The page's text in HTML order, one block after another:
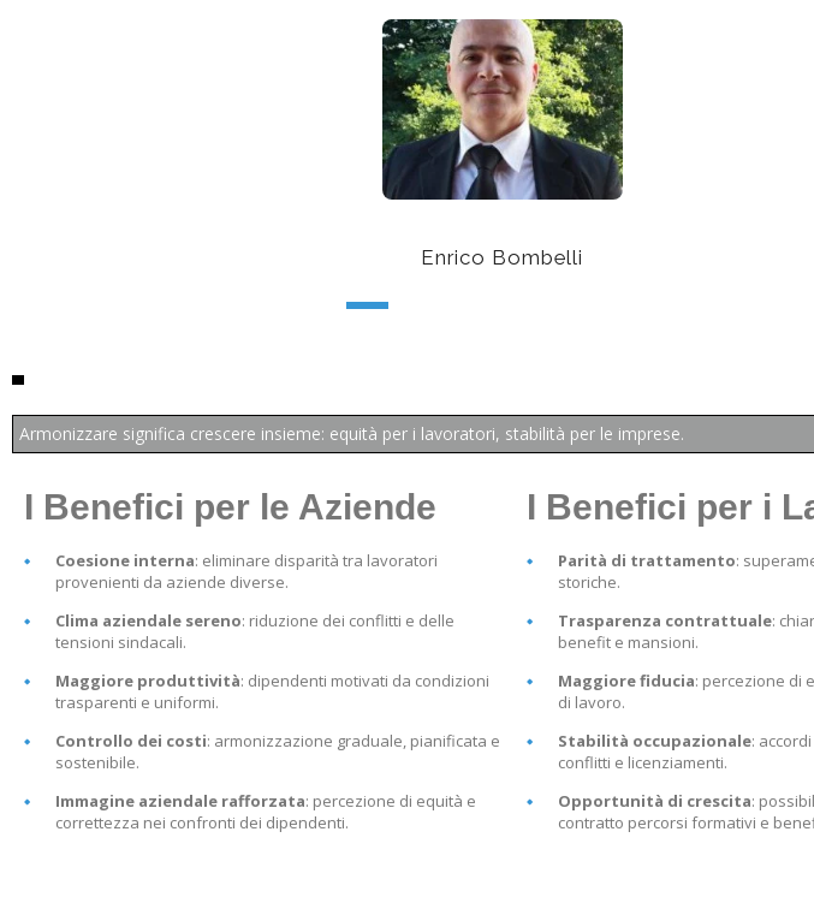
Enrico Bombelli
Armonizzare significa crescere insieme: equità per i lavoratori, stabilità per le imprese.
I Benefici per le Aziende
Coesione interna: eliminare disparità tra lavoratori
provenienti da aziende diverse.
Clima aziendale sereno: riduzione dei conflitti e delle
tensioni sindacali.
Maggiore produttività: dipendenti motivati da condizioni
trasparenti e uniformi.
Controllo dei costi: armonizzazione graduale, pianificata e
sostenibile.
Immagine aziendale rafforzata: percezione di equità e
correttezza nei confronti dei dipendenti.
I Benefici per i
Parità di trattamento:
storiche.
Trasparenza contrattuale:
benefit e mansioni.
Maggiore fiducia: percezione di
di lavoro.
Stabilità occupazionale:
conflitti e licenziamenti.
Opportunità di crescita:
contratto percorsi formativi e